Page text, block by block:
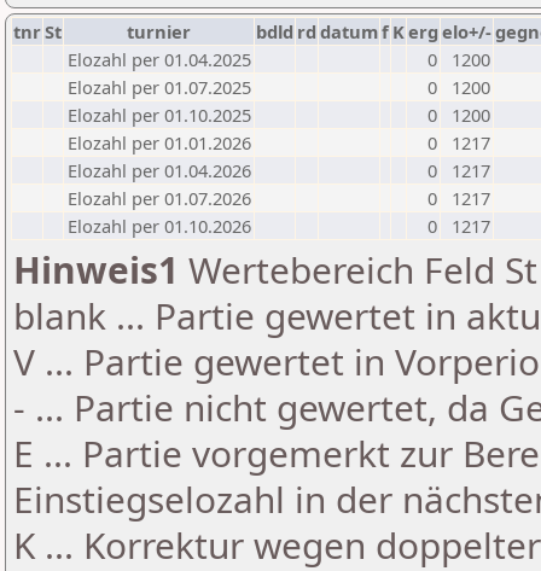
tnrSt turnier bdld rd datumf Kerg elo+/-
Elozahl per 01.04.2025
0
1200
Elozahl per 01.07.2025
0
1200
Elozahl per 01.10.2025
0
1200
Elozahl per 01.01.2026
0
1217
Elozahl per 01.04.2026
0
1217
Elozahl per 01.07.2026
0
1217
Elozahl per 01.10.2026
0 1217
Hinweis1 Wertebereich Feld
blank ... Partie gewertet in
V ... Partie gewertet in
- ... Partie nicht gewertet, da
E ... Partie vorgemerkt zur
Einstiegselozahl in der
K ... Korrektur wegen